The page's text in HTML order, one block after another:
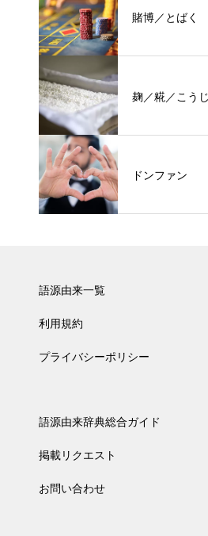
賭博／とばく
麹／糀／こうじ
ドンファン
語源由来一覧
利用規約
プライバシーポリシー
語源由来辞典総合ガイド
掲載リクエスト
お問い合わせ